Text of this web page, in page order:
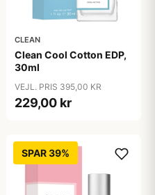
CLEAN
Clean Cool Cotton EDP,
30ml
VEJL. PRIS 395,00 KR
229,00 kr
SPAR 39%